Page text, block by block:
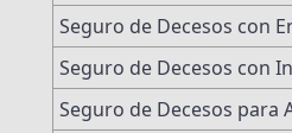
Seguro de Decesos con
Seguro de Decesos con
Seguro de Decesos para